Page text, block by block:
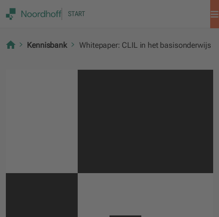
START
Kennisbank Whitepaper: CLIL in het basisonderwijs